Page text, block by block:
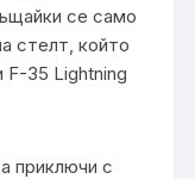
се само
стелт, който
F-35 Lightning
приключи с